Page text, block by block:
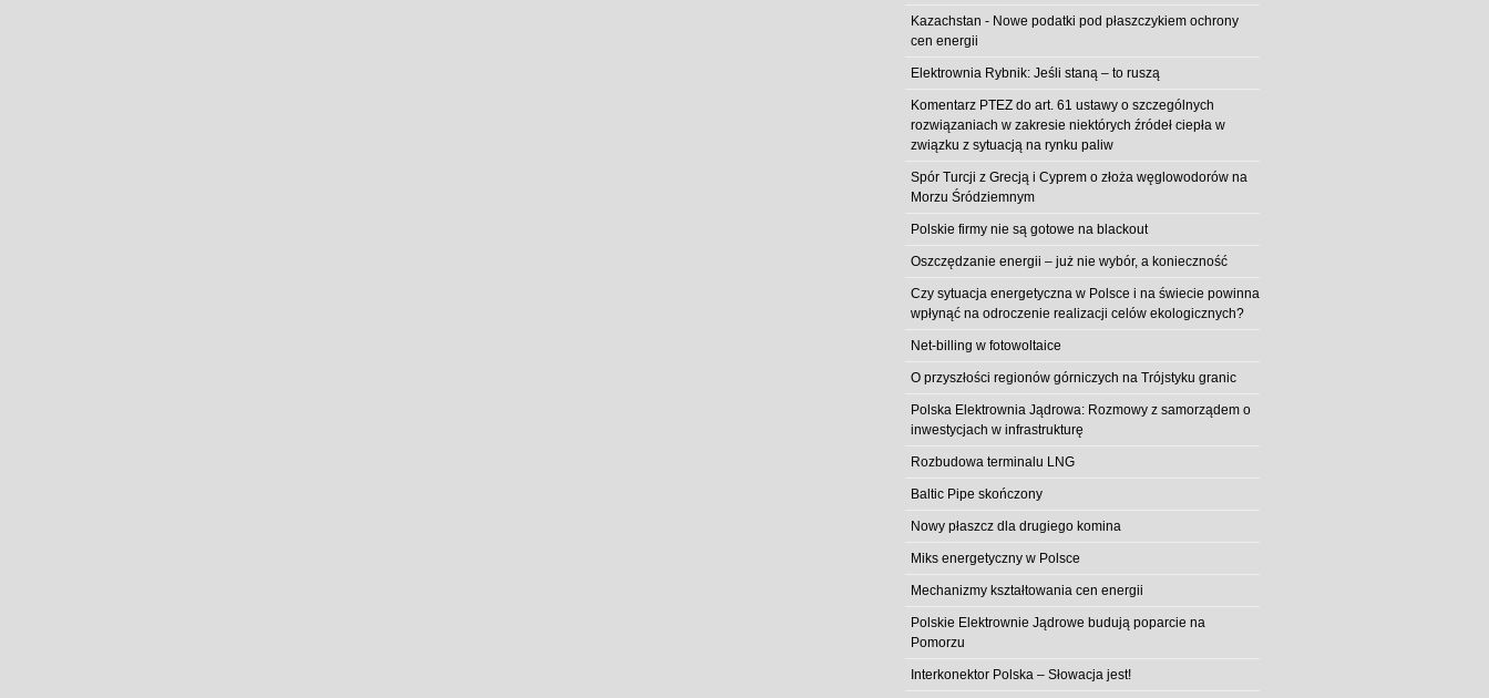
Kazachstan - Nowe podatki pod płaszczykiem ochrony
cen energii
Elektrownia Rybnik: Jeśli staną – to ruszą
Komentarz PTEZ do art. 61 ustawy o szczególnych
rozwiązaniach w zakresie niektórych źródeł ciepła w
związku z sytuacją na rynku paliw
Spór Turcji z Grecją i Cyprem o złoża węglowodorów na
Morzu Śródziemnym
Polskie firmy nie są gotowe na blackout
Oszczędzanie energii – już nie wybór, a konieczność
Czy sytuacja energetyczna w Polsce i na świecie powinna
wpłynąć na odroczenie realizacji celów ekologicznych?
Net-billing w fotowoltaice
O przyszłości regionów górniczych na Trójstyku granic
Polska Elektrownia Jądrowa: Rozmowy z samorządem o
inwestycjach w infrastrukturę
Rozbudowa terminalu LNG
Baltic Pipe skończony
Nowy płaszcz dla drugiego komina
Miks energetyczny w Polsce
Mechanizmy kształtowania cen energii
Polskie Elektrownie Jądrowe budują poparcie na
Pomorzu
Interkonektor Polska – Słowacja jest!